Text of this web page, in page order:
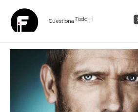
CuestionaTodo